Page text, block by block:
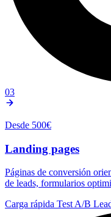
03
Desde 500€
Landing pages
Páginas de conversión
de leads, formularios
Carga rápida Test A/B